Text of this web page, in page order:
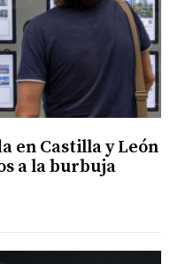
en Castilla y León
a la burbuja